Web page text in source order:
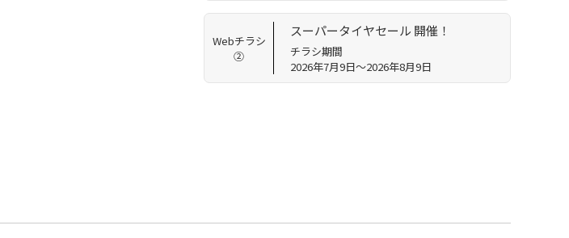
Webチラシ
②
スーパータイヤセール 開催！
チラシ期間
2026年7月9日～2026年8月9日